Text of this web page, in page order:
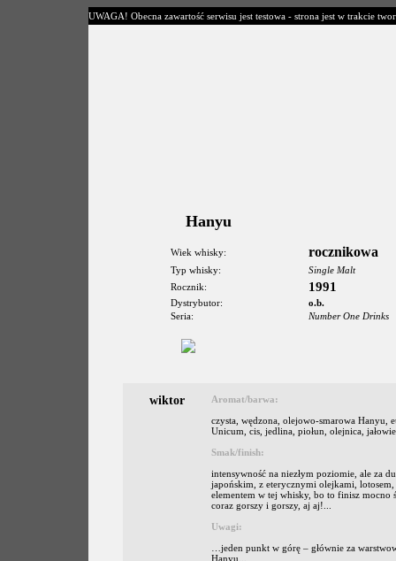
UWAGA! Obecna zawartość serwisu jest testowa - strona jest w trakcie
Hanyu
Wiek whisky: rocznikowa
Typ whisky:
Single Malt
Rocznik:
1991
Dystrybutor:
o.b.
Seria:
Number One Drinks
wiktor
Aromat/barwa:
czysta, wędzona, olejowo-smarowa Hanyu,
Unicum, cis, jedlina, piołun, olejnica,
Smak/finish:
intensywność na niezłym poziomie, ale za
japońskim, z eterycznymi olejkami,
elementem w tej whisky, bo to finisz mocno
coraz gorszy i gorszy, aj aj!...
Uwagi:
…jeden punkt w górę – głównie za
Hanyu...